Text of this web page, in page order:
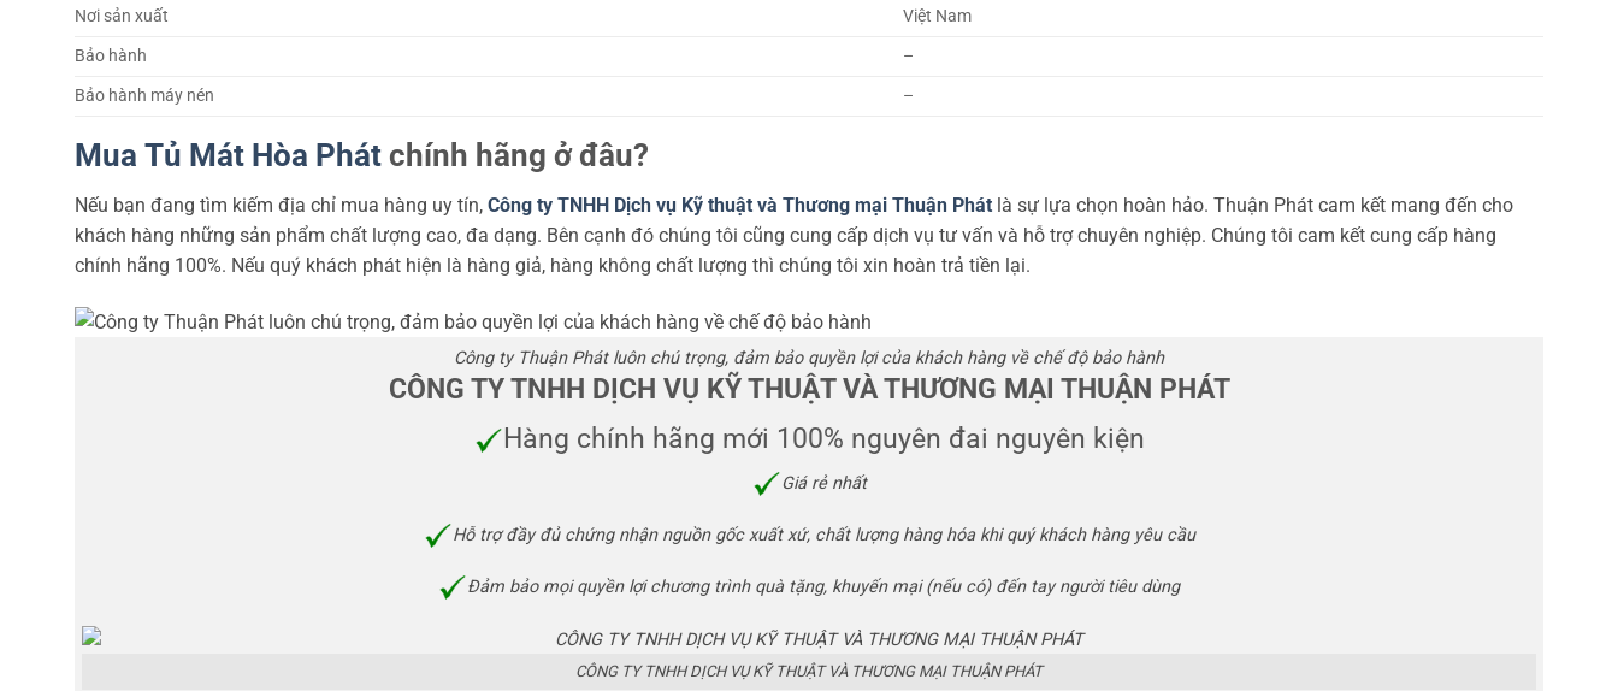
Nơi sản xuất
Việt Nam
Bảo hành
–
Bảo hành máy nén
–
Mua Tủ Mát Hòa Phát chính hãng ở đâu?
Nếu bạn đang tìm kiếm địa chỉ mua hàng uy tín, Công ty TNHH Dịch vụ Kỹ thuật và Thương mại Thuận Phát là sự lựa chọn hoàn hảo. Thuận Phát cam kết mang đến cho
khách hàng những sản phẩm chất lượng cao, đa dạng. Bên cạnh đó chúng tôi cũng cung cấp dịch vụ tư vấn và hỗ trợ chuyên nghiệp. Chúng tôi cam kết cung cấp hàng
chính hãng 100%. Nếu quý khách phát hiện là hàng giả, hàng không chất lượng thì chúng tôi xin hoàn trả tiền lại.
Công ty Thuận Phát luôn chú trọng, đảm bảo quyền lợi của khách hàng về chế độ bảo hành
CÔNG TY TNHH DỊCH VỤ KỸ THUẬT VÀ THƯƠNG MẠI THUẬN PHÁT
Hàng chính hãng mới 100% nguyên đai nguyên kiện
Giá rẻ nhất
Hỗ trợ đầy đủ chứng nhận nguồn gốc xuất xứ, chất lượng hàng hóa khi quý khách hàng yêu cầu
Đảm bảo mọi quyền lợi chương trình quà tặng, khuyến mại (nếu có) đến tay người tiêu dùng
CÔNG TY TNHH DỊCH VỤ KỸ THUẬT VÀ THƯƠNG MẠI THUẬN PHÁT